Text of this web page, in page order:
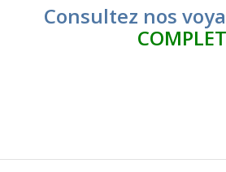
Consultez nos
COMPLET